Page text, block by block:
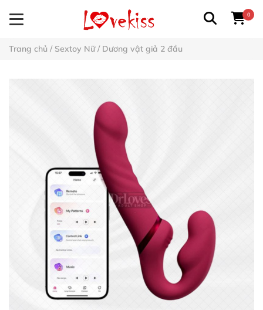
0
Trang chủ / Sextoy Nữ/ Dương vật giả 2 đầu